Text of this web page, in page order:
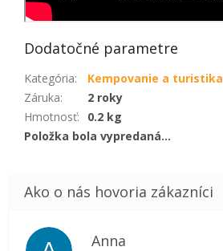
Dodatočné parametre
Kategória:
Kempovanie a turistika
Záruka:
2 roky
Hmotnosť:
0.2 kg
Položka bola vypredaná…
Anna